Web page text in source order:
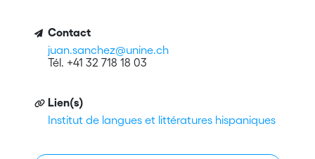
Contact
juan.sanchez@unine.ch
Tél. +41 32 718 18 03
Lien(s)
Institut de langues et littératures hispaniques